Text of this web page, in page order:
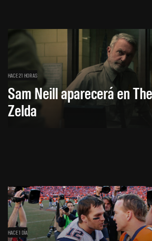
HACE 21 HORAS
Sam Neill aparecerá en
Zelda
HACE 1 DÍA